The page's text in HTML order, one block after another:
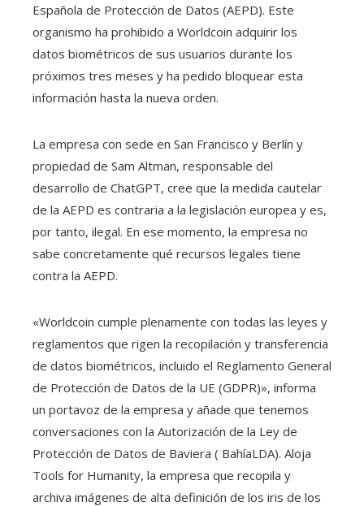
Española de Protección de Datos (AEPD). Este
organismo ha prohibido a Worldcoin adquirir los
datos biométricos de sus usuarios durante los
próximos tres meses y ha pedido bloquear esta
información hasta la nueva orden.
La empresa con sede en San Francisco y Berlín y
propiedad de Sam Altman, responsable del
desarrollo de ChatGPT, cree que la medida cautelar
de la AEPD es contraria a la legislación europea y es,
por tanto, ilegal. En ese momento, la empresa no
sabe concretamente qué recursos legales tiene
contra la AEPD.
«Worldcoin cumple plenamente con todas las leyes y
reglamentos que rigen la recopilación y transferencia
de datos biométricos, incluido el Reglamento General
de Protección de Datos de la UE (GDPR)», informa
un portavoz de la empresa y añade que tenemos
conversaciones con la Autorización de la Ley de
Protección de Datos de Baviera ( BahíaLDA). Aloja
Tools for Humanity, la empresa que recopila y
archiva imágenes de alta definición de los iris de los